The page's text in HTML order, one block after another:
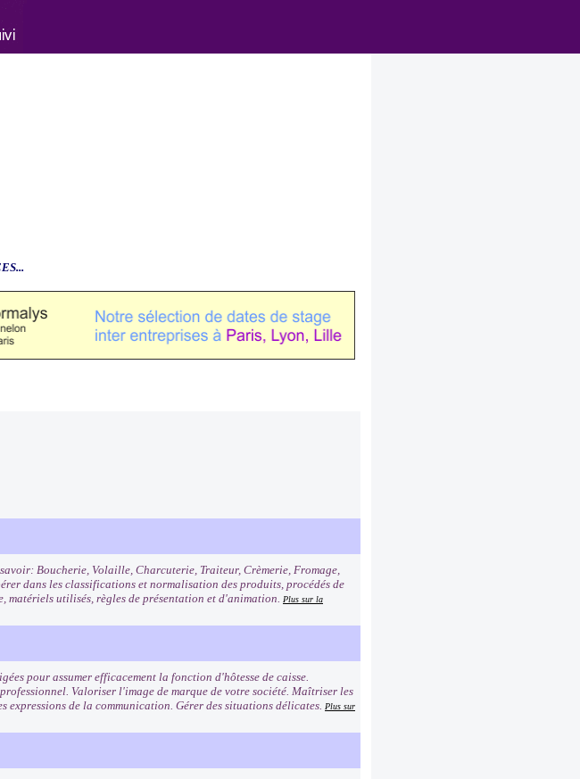
Boucherie, Volaille, Charcuterie, Traiteur, Crèmerie, Fromage,
dans les classifications et normalisation des produits, procédés de
utilisés, règles de présentation et d'animation. Plus sur la
pour assumer efficacement la fonction d'hôtesse de caisse.
Valoriser l'image de marque de votre société. Maîtriser les
de la communication. Gérer des situations délicates. Plus sur